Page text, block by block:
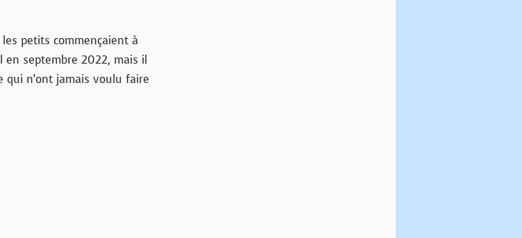
petits commençaient à
septembre 2022, mais il
qui n’ont jamais voulu faire